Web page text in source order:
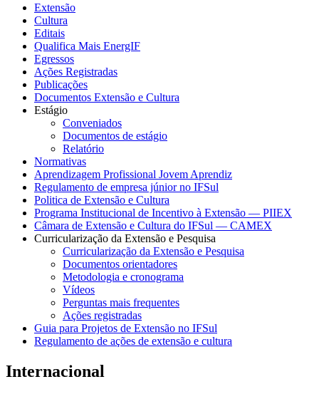
Extensão
Cultura
Editais
Qualifica Mais EnergIF
Egressos
Ações Registradas
Publicações
Documentos Extensão e Cultura
Estágio
Conveniados
Documentos de estágio
Relatório
Normativas
Aprendizagem Profissional Jovem Aprendiz
Regulamento de empresa júnior no IFSul
Politica de Extensão e Cultura
Programa Institucional de Incentivo à Extensão — PIIEX
Câmara de Extensão e Cultura do IFSul — CAMEX
Curricularização da Extensão e Pesquisa
Curricularização da Extensão e Pesquisa
Documentos orientadores
Metodologia e cronograma
Vídeos
Perguntas mais frequentes
Ações registradas
Guia para Projetos de Extensão no IFSul
Regulamento de ações de extensão e cultura
Internacional